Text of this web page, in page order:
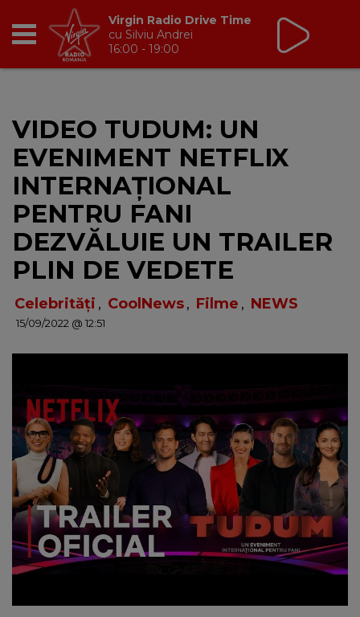
BREAKFAST
TIC TALK
CÂȘTIGĂ
HOT 30
DANCEFLOOR CHART
CONTUL MEU
Virgin Radio Drive Time
cu Silviu Andrei
16:00 - 19:00
VIDEO TUDUM: UN
EVENIMENT NETFLIX
INTERNAȚIONAL
PENTRU FANI
DEZVĂLUIE UN TRAILER
PLIN DE VEDETE
Celebrități , CoolNews, Filme , NEWS
15/09/2022 @ 12:51